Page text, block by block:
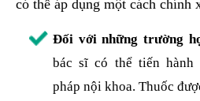
có thể áp dụng một cách chính
Đối với những trường
bác sĩ có thể tiến hành
pháp nội khoa. Thuốc